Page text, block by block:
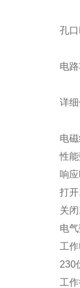
孔
电
详
电
性
响
打
关
电
工
230
工